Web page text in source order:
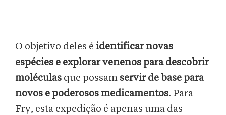
O objetivo deles é identificar novas
espécies e explorar venenos para descobrir
moléculas que possam servir de base para
novos e poderosos medicamentos. Para
Fry, esta expedição é apenas uma das